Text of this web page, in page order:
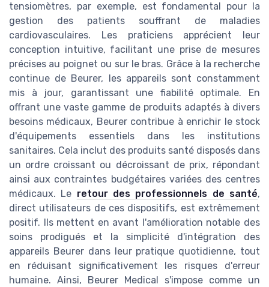
tensiomètres, par exemple, est fondamental pour la
gestion des patients souffrant de maladies
cardiovasculaires. Les praticiens apprécient leur
conception intuitive, facilitant une prise de mesures
précises au poignet ou sur le bras. Grâce à la recherche
continue de Beurer, les appareils sont constamment
mis à jour, garantissant une fiabilité optimale. En
offrant une vaste gamme de produits adaptés à divers
besoins médicaux, Beurer contribue à enrichir le stock
d'équipements essentiels dans les institutions
sanitaires. Cela inclut des produits santé disposés dans
un ordre croissant ou décroissant de prix, répondant
ainsi aux contraintes budgétaires variées des centres
médicaux. Le retour des professionnels de santé,
direct utilisateurs de ces dispositifs, est extrêmement
positif. Ils mettent en avant l'amélioration notable des
soins prodigués et la simplicité d'intégration des
appareils Beurer dans leur pratique quotidienne, tout
en réduisant significativement les risques d'erreur
humaine. Ainsi, Beurer Medical s'impose comme un